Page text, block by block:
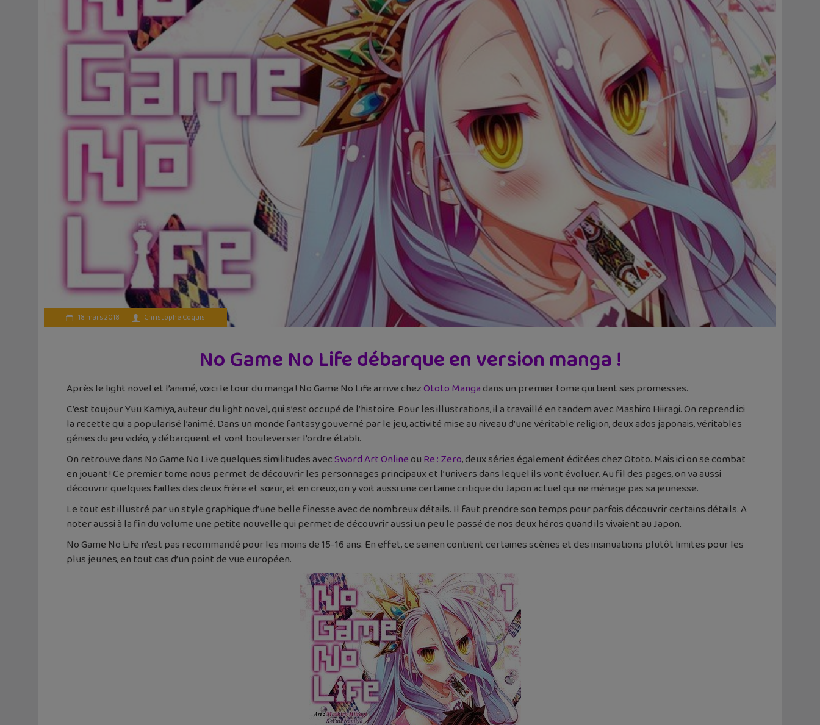
18 mars 2018 Christophe Coquis
No Game No Life débarque en version manga !
Après le light novel et l’animé, voici le tour du manga ! No Game No Life arrive chezOtoto Mangadans un premier tome qui tient ses promesses.
C’est toujour Yuu Kamiya, auteur du light novel, qui s’est occupé de l’histoire. Pour les illustrations, il a travaillé en tandem avec Mashiro Hiiragi. On reprend ici
la recette qui a popularisé l’animé. Dans un monde fantasy gouverné par le jeu, activité mise au niveau d’une véritable religion, deux ados japonais, véritables
génies du jeu vidéo, y débarquent et vont bouleverser l’ordre établi.
On retrouve dans No Game No Live quelques similitudes avecSword Art OnlineouRe : Zero, deux séries également éditées chez Ototo. Mais ici on se combat
en jouant ! Ce premier tome nous permet de découvrir les personnages principaux et l’univers dans lequel ils vont évoluer. Au fil des pages, on va aussi
découvrir quelques failles des deux frère et sœur, et en creux, on y voit aussi une certaine critique du Japon actuel qui ne ménage pas sa jeunesse.
Le tout est illustré par un style graphique d’une belle finesse avec de nombreux détails. Il faut prendre son temps pour parfois découvrir certains détails. A
noter aussi à la fin du volume une petite nouvelle qui permet de découvrir aussi un peu le passé de nos deux héros quand ils vivaient au Japon.
No Game No Life n’est pas recommandé pour les moins de 15-16 ans. En effet, ce seinen contient certaines scènes et des insinuations plutôt limites pour les
plus jeunes, en tout cas d’un point de vue européen.